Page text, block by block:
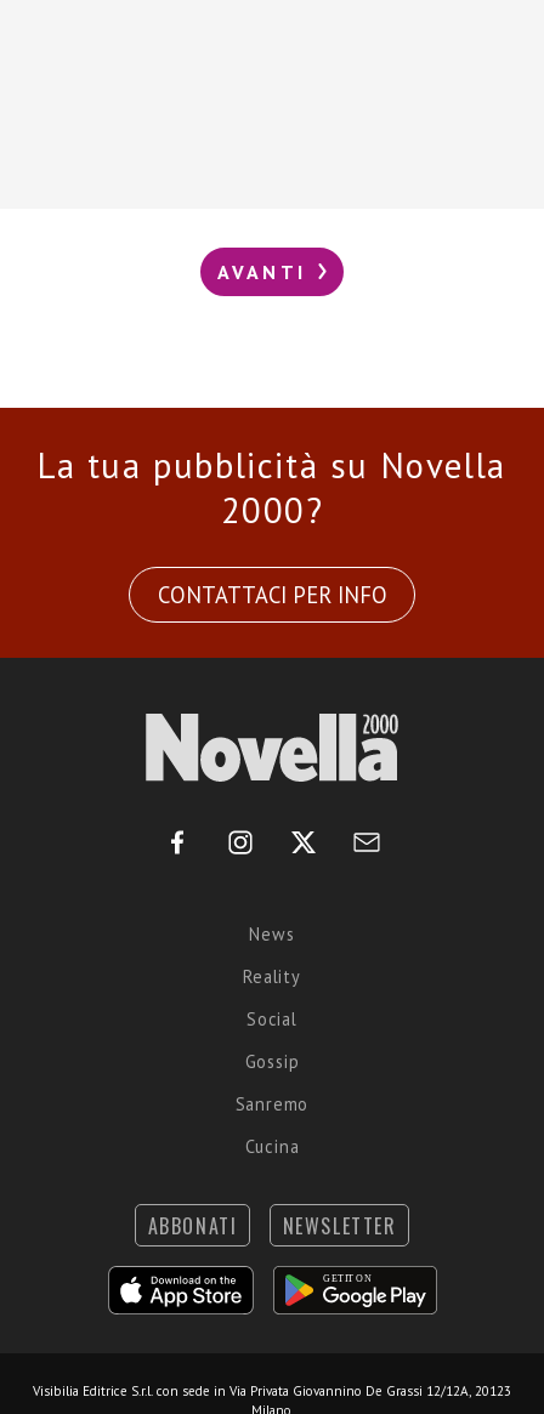
AVANTI
La tua pubblicità su Novella
2000?
CONTATTACI PER INFO
News
Reality
Social
Gossip
Sanremo
Cucina
ABBONATI NEWSLETTER
Visibilia Editrice S.r.l. con sede in Via Privata Giovannino De Grassi 12/12A, 20123
Milano.